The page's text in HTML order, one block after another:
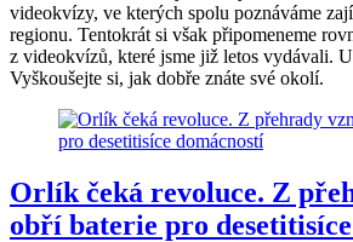
videokvízy, ve kterých spolu poznáváme
regionu. Tentokrát si však připomeneme
z videokvízů, které jsme již letos vydávali.
Vyškoušejte si, jak dobře znáte své okolí.
Orlík čeká revoluce. Z
obří baterie pro